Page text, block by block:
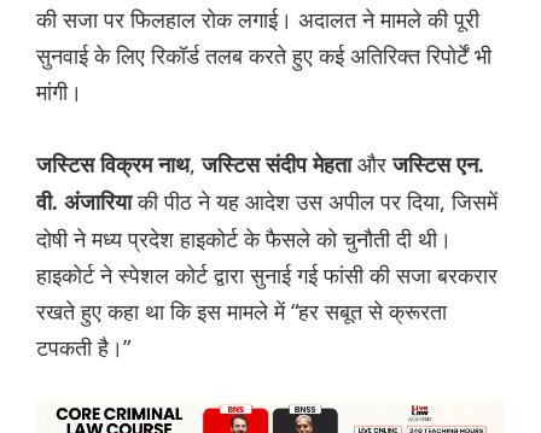
की सजा पर फिलहाल रोक लगाई। अदालत ने मामले की पूरी
सुनवाई के लिए रिकॉर्ड तलब करते हुए कई अतिरिक्त रिपोर्टें भी
मांगी।
जस्टिस विक्रम नाथ,जस्टिस संदीप मेहताऔर जस्टिस एन.
वी. अंजारियाकी पीठ ने यह आदेश उस अपील पर दिया, जिसमें
दोषी ने मध्य प्रदेश हाइकोर्ट के फैसले को चुनौती दी थी।
हाइकोर्ट ने स्पेशल कोर्ट द्वारा सुनाई गई फांसी की सजा बरकरार
रखते हुए कहा था कि इस मामले में “हर सबूत से क्रूरता
टपकती है।”